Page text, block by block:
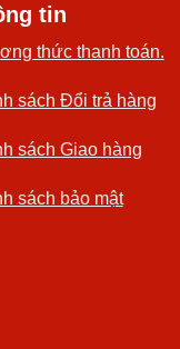
tin
thức thanh toán.
sách Đổi trả hàng
sách Giao hàng
sách bảo mật